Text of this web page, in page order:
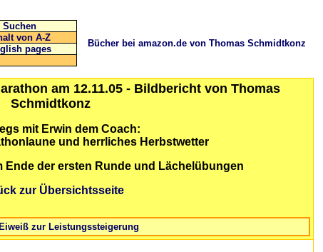
Suchen
von A-Z
pages
Bücher bei amazon.de von Thomas Schmidtkonz
am 12.11.05 - Bildbericht von Thomas
Schmidtkonz
mit Erwin dem Coach:
und herrliches Herbstwetter
Ende der ersten Runde und Lächelübungen
zur Übersichtsseite
zur Leistungssteigerung